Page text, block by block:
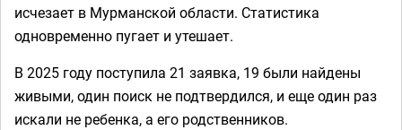
исчезает в Мурманской области. Статистика
одновременно пугает и утешает.
В 2025 году поступила 21 заявка, 19 были найдены
живыми, один поиск не подтвердился, и еще один раз
искали не ребенка, а его родственников.